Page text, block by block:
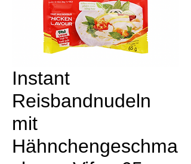
Instant
Reisbandnudeln
mit
Hähnchengeschma